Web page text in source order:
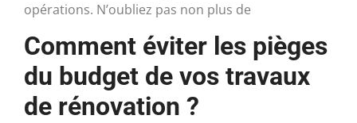
opérations. N’oubliez pas non plus de
Comment éviter les pièges
du budget de vos travaux
de rénovation ?